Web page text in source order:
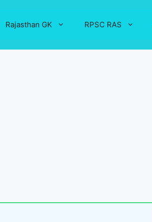
Rajasthan GK RPSC RAS